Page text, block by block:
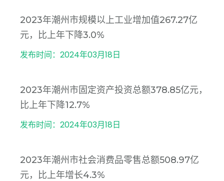
2023年潮州市规模以上工业增加值267.27亿
元，比上年下降3.0%
发布时间：2024年03月18日
2023年潮州市固定资产投资总额378.85亿元，
比上年下降12.7%
发布时间：2024年03月18日
2023年潮州市社会消费品零售总额508.97亿
元，比上年增长4.3%